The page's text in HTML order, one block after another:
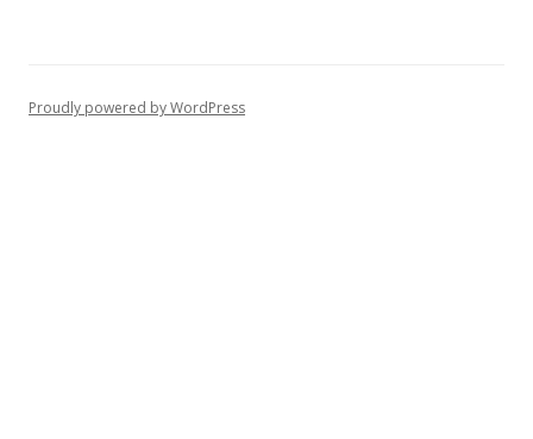
Proudly powered by WordPress